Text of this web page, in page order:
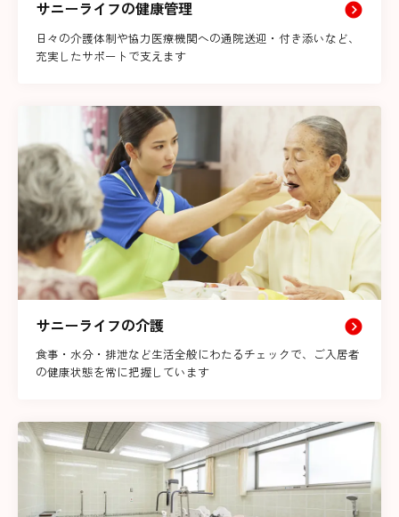
サニーライフの健康管理
日々の介護体制や協力医療機関への通院送迎・付き添いなど、
充実したサポートで支えます
サニーライフの介護
食事・水分・排泄など生活全般にわたるチェックで、ご入居者
の健康状態を常に把握しています